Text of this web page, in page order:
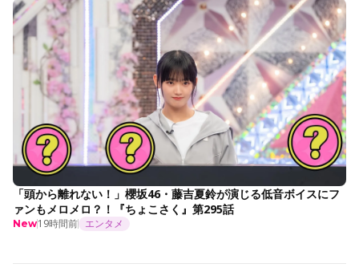
「頭から離れない！」櫻坂46・藤吉夏鈴が演じる低音ボイスにフ
ァンもメロメロ？！『ちょこさく』第295話
New19時間前 エンタメ